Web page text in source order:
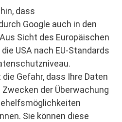
dass
Google auch in den
Sicht des Europäischen
USA nach EU-Standards
Gefahr, dass Ihre Daten
Zwecken der Überwachung
Sie können diese